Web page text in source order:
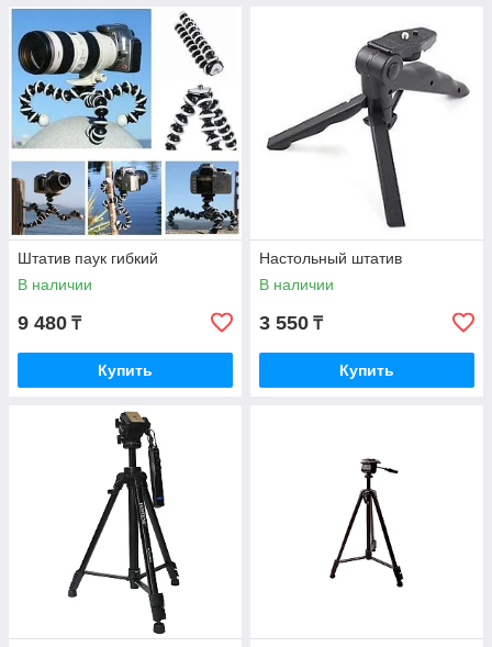
Штатив паук гибкий
В наличии
9 480 ₸
Купить
Настольный штатив
В наличии
3 550 ₸
Купить